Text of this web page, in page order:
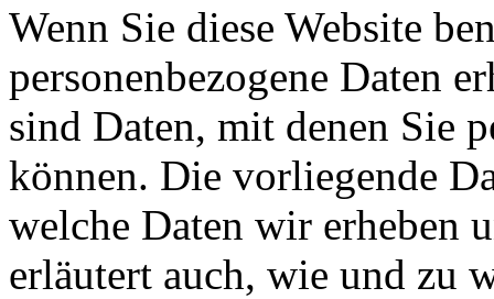
Wenn Sie diese Website
personenbezogene Daten
sind Daten, mit denen Sie
können. Die vorliegende
welche Daten wir erheben
erläutert auch, wie und zu